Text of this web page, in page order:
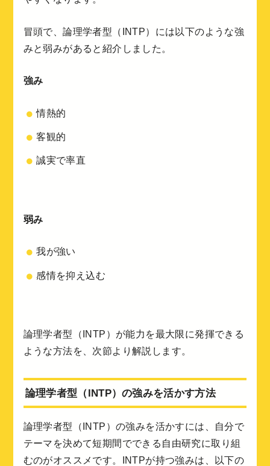
冒頭で、論理学者型（INTP）には以下のような強
みと弱みがあると紹介しました。
強み
情熱的
客観的
誠実で率直
弱み
我が強い
感情を抑え込む
論理学者型（INTP）が能力を最大限に発揮できる
ような方法を、次節より解説します。
論理学者型（INTP）の強みを活かす方法
論理学者型（INTP）の強みを活かすには、自分で
テーマを決めて短期間でできる自由研究に取り組
むのがオススメです。INTPが持つ強みは、以下の